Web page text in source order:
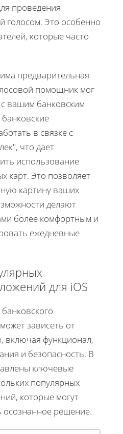
проведения
голосом. Это особенно
которые часто
предварительная
помощник мог
вашим банковским
в связке с
что дает
использование
карт. Это позволяет
картину ваших
делают
более комфортным и
ежедневные
для iOS
зависеть от
включая функционал,
и безопасность. В
ключевые
популярных
которые могут
решение.